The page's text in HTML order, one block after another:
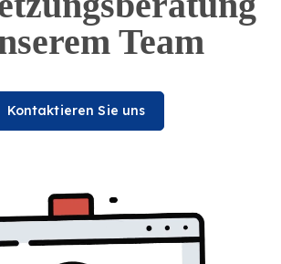
Team
Kontaktieren Sie uns